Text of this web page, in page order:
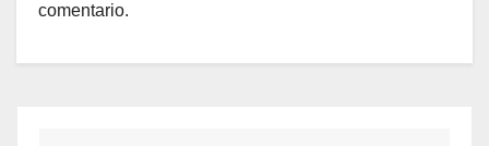
comentario.